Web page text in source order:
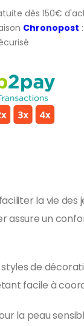
dès 150€
Chronopost
la vie
assure un
de
facile à
la peau